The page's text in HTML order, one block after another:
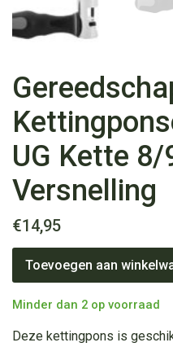
UG Kette
Versnelling
€14,95
FUXON
Kettingponser
HG/
/
Toevoegen aan
Minder dan 2 op voorraad
Deze kettingpons is